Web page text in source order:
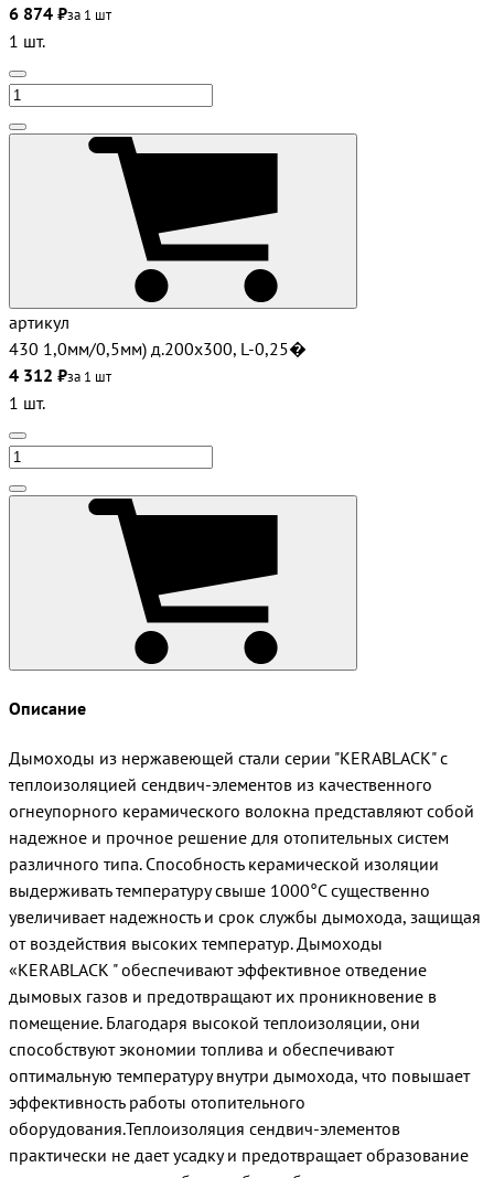
6 874 ₽за 1 шт
1 шт.
артикул
430 1,0мм/0,5мм) д.200х300, L-0,25�
4 312 ₽за 1 шт
1 шт.
Описание
Дымоходы из нержавеющей стали серии "KERABLACK" с
теплоизоляцией сендвич-элементов из качественного
огнеупорного керамического волокна представляют собой
надежное и прочное решение для отопительных систем
различного типа. Способность керамической изоляции
выдерживать температуру свыше 1000°C существенно
увеличивает надежность и срок службы дымохода, защищая
от воздействия высоких температур. Дымоходы
«KERABLACK " обеспечивают эффективное отведение
дымовых газов и предотвращают их проникновение в
помещение. Благодаря высокой теплоизоляции, они
способствуют экономии топлива и обеспечивают
оптимальную температуру внутри дымохода, что повышает
эффективность работы отопительного
оборудования.Теплоизоляция сендвич-элементов
практически не дает усадку и предотвращает образование